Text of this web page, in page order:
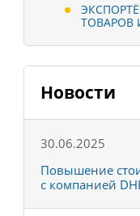
ТОВАРОВ
Новости
30.06.2025
Повышение
с компанией